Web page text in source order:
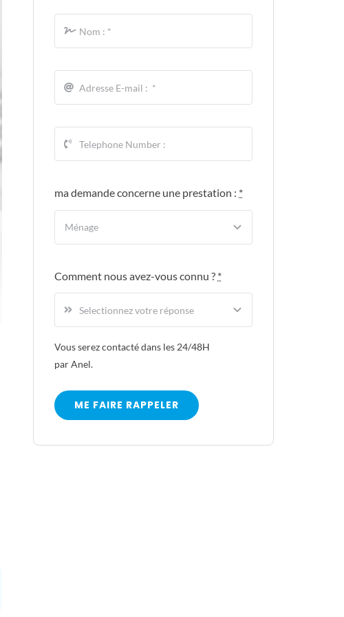
ma demande concerne une prestation : *
Comment nous avez-vous connu ? *
Vous serez contacté dans les 24/48H
par Anel.
ME FAIRE RAPPELER